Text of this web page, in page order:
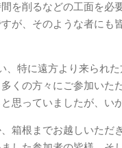
を削るなどの工面を
が、そのような者に
特に遠方より来られ
くの方々にご参加い
思っていましたが、い
箱根までお越しいただ